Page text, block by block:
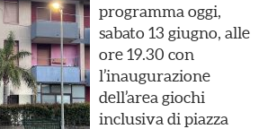
programma oggi,
sabato 13 giugno, alle
ore 19.30 con
l’inaugurazione
dell’area giochi
inclusiva di piazza